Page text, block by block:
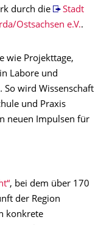
durch die
Stadt
Ostsachsen e.V..
wie Projekttage,
Labore und
wird Wissenschaft
und Praxis
neuen Impulsen für
, bei dem über 170
der Region
konkrete